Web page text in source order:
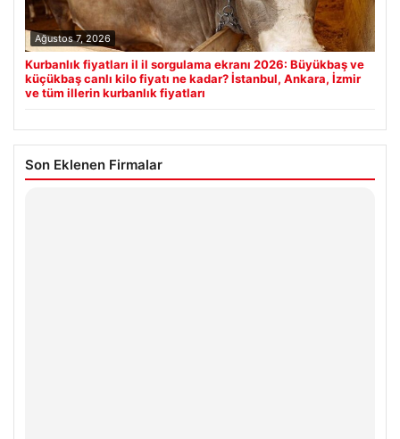
Ağustos 7, 2026
Kurbanlık fiyatları il il sorgulama ekranı 2026: Büyükbaş ve
küçükbaş canlı kilo fiyatı ne kadar? İstanbul, Ankara, İzmir
ve tüm illerin kurbanlık fiyatları
Son Eklenen Firmalar